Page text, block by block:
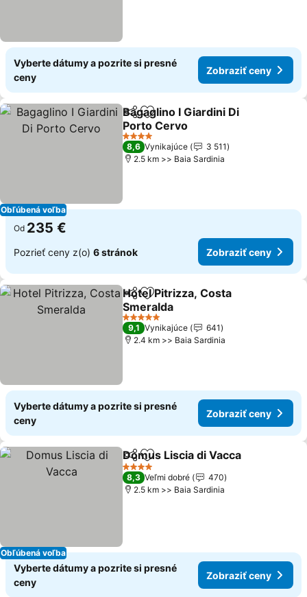
Vyberte dátumy a pozrite si presné
ceny
Zobraziť ceny
Obľúbená voľba
ZdieľaťPridať do obľúbených
Bagaglino I Giardini Di
Porto Cervo
4 Počet hviezdičiek
8,6 Vynikajúce
3 511
2.5 km >> Baia Sardinia
Od 235 €
Pozrieť ceny z(o) 6 stránok Zobraziť ceny
ZdieľaťPridať do obľúbených
Hotel Pitrizza, Costa
Smeralda
5 Počet hviezdičiek
9,1 Vynikajúce
641
2.4 km >> Baia Sardinia
Vyberte dátumy a pozrite si presné
ceny
Zobraziť ceny
Obľúbená voľba
ZdieľaťPridať do obľúbených
Domus Liscia di Vacca
4 Počet hviezdičiek
8,3 Veľmi dobré
470
2.5 km >> Baia Sardinia
Vyberte dátumy a pozrite si presné
ceny
Zobraziť ceny